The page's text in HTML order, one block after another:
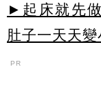
►起床就先
肚子一天天變
PR